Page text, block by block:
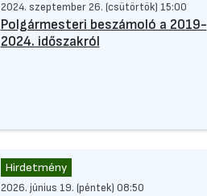
2024. szeptember 26. (csütörtök) 15:00
Polgármesteri beszámoló a 2019-
2024. időszakról
Hirdetmény
2026. június 19. (péntek) 08:50